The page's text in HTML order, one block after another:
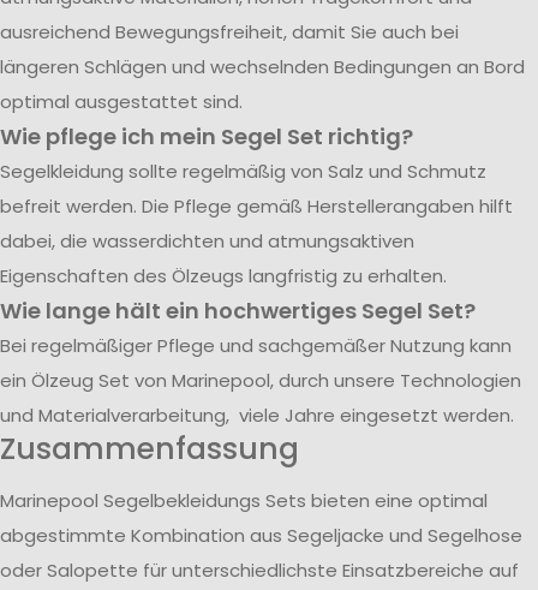
ausreichend Bewegungsfreiheit, damit Sie auch bei
längeren Schlägen und wechselnden Bedingungen an Bord
optimal ausgestattet sind.
Wie pflege ich mein Segel Set richtig?
Segelkleidung sollte regelmäßig von Salz und Schmutz
befreit werden. Die Pflege gemäß Herstellerangaben hilft
dabei, die wasserdichten und atmungsaktiven
Eigenschaften des Ölzeugs langfristig zu erhalten.
Wie lange hält ein hochwertiges Segel Set?
Bei regelmäßiger Pflege und sachgemäßer Nutzung kann
ein Ölzeug Set von Marinepool, durch unsere Technologien
und Materialverarbeitung, viele Jahre eingesetzt werden.
Zusammenfassung
Marinepool Segelbekleidungs Sets bieten eine optimal
abgestimmte Kombination aus Segeljacke und Segelhose
oder Salopette für unterschiedlichste Einsatzbereiche auf